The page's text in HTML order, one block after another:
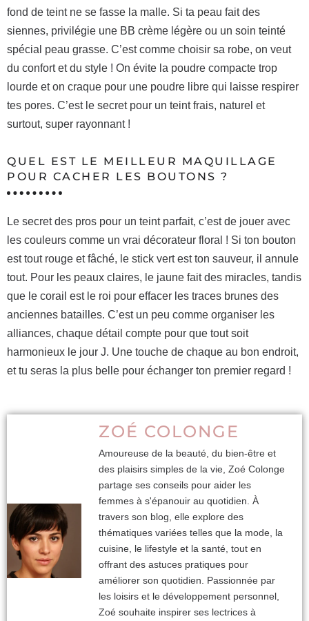
fond de teint ne se fasse la malle. Si ta peau fait des
siennes, privilégie une BB crème légère ou un soin teinté
spécial peau grasse. C’est comme choisir sa robe, on veut
du confort et du style ! On évite la poudre compacte trop
lourde et on craque pour une poudre libre qui laisse respirer
tes pores. C’est le secret pour un teint frais, naturel et
surtout, super rayonnant !
QUEL EST LE MEILLEUR MAQUILLAGE
POUR CACHER LES BOUTONS ?
Le secret des pros pour un teint parfait, c’est de jouer avec
les couleurs comme un vrai décorateur floral ! Si ton bouton
est tout rouge et fâché, le stick vert est ton sauveur, il annule
tout. Pour les peaux claires, le jaune fait des miracles, tandis
que le corail est le roi pour effacer les traces brunes des
anciennes batailles. C’est un peu comme organiser les
alliances, chaque détail compte pour que tout soit
harmonieux le jour J. Une touche de chaque au bon endroit,
et tu seras la plus belle pour échanger ton premier regard !
ZOÉ COLONGE
Amoureuse de la beauté, du bien-être et
des plaisirs simples de la vie, Zoé Colonge
partage ses conseils pour aider les
femmes à s'épanouir au quotidien. À
travers son blog, elle explore des
thématiques variées telles que la mode, la
cuisine, le lifestyle et la santé, tout en
offrant des astuces pratiques pour
améliorer son quotidien. Passionnée par
les loisirs et le développement personnel,
Zoé souhaite inspirer ses lectrices à